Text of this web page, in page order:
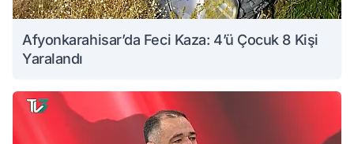
Afyonkarahisar’da Feci Kaza: 4’ü Çocuk 8 Kişi
Yaralandı